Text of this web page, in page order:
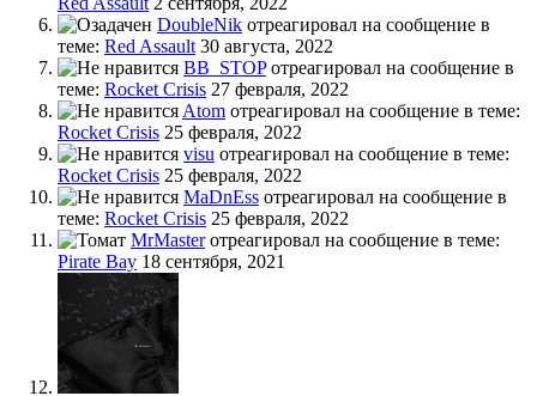
DoubleNik отреагировал на сообщение в
теме: Red Assault 30 августа, 2022
BB_STOPотреагировал на сообщение в
теме: Rocket Crisis 27 февраля, 2022
Atom отреагировал на сообщение в теме:
Rocket Crisis 25 февраля, 2022
visu отреагировал на сообщение в теме:
Rocket Crisis 25 февраля, 2022
MaDnEss отреагировал на сообщение в
теме: Rocket Crisis 25 февраля, 2022
MrMasterотреагировал на сообщение в теме:
Pirate Bay 18 сентября, 2021